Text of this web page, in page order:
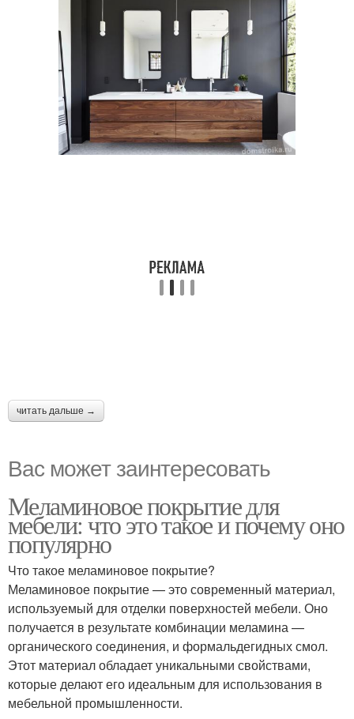
читать дальше →
Вас может заинтересовать
Меламиновое покрытие для
мебели: что это такое и почему оно
популярно
Что такое меламиновое покрытие?
Меламиновое покрытие — это современный материал,
используемый для отделки поверхностей мебели. Оно
получается в результате комбинации меламина —
органического соединения, и формальдегидных смол.
Этот материал обладает уникальными свойствами,
которые делают его идеальным для использования в
мебельной промышленности.